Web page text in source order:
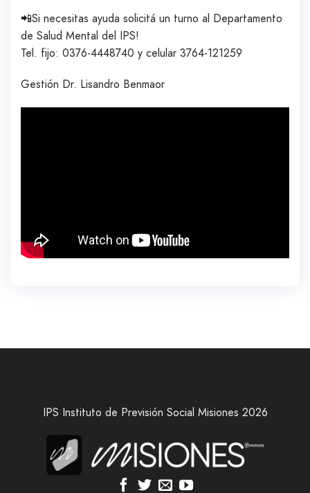
📲Si necesitas ayuda solicitá un turno al Departamento
de Salud Mental del IPS!
Tel. fijo: 0376-4448740 y celular 3764-121259
Gestión Dr. Lisandro Benmaor
IPS Instituto de Previsión Social Misiones 2026